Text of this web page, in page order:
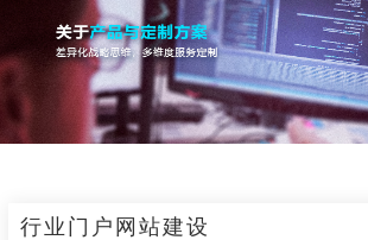
行业门户网站建设